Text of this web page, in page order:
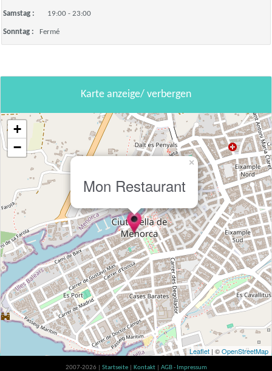
Samstag : 19:00 - 23:00
Sonntag : Fermé
Karte anzeige/ verbergen
Mon Restaurant
×
+
−
Leaflet | ©OpenStreetMap
2007-2026 | Startseite Kontakt AGB - Impressum